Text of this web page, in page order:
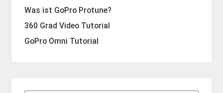
Was ist GoPro Protune?
360 Grad Video Tutorial
GoPro Omni Tutorial